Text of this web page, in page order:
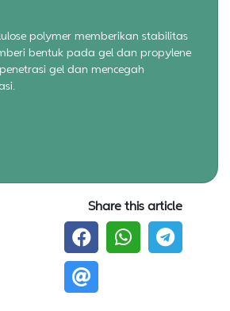
polymer memberikan stabilitas
bentuk pada gel dan propylene
gel dan mencegah
Share this article